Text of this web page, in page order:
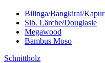
Bilinga/Bangkirai/Kapur
Sib. Lärche/Douglasie
Megawood
Bambus Moso
Schnittholz